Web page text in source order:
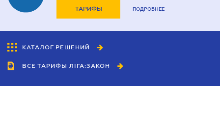
ТАРИФЫ ПОДРОБНЕЕ
КАТАЛОГ РЕШЕНИЙ
ВСЕ ТАРИФЫ ЛІГА:ЗАКОН